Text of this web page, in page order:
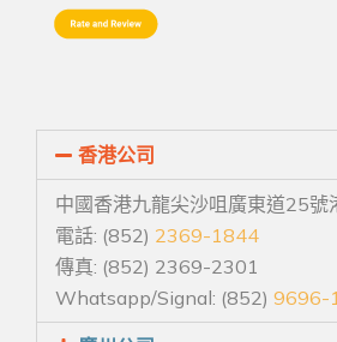
香港公司
中國香港九龍尖沙咀廣東道25
電話: (852) 2369-1844
傳真: (852) 2369-2301
Whatsapp/Signal: (852) 9696-